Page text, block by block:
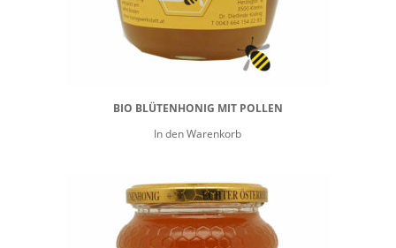
BIO BLÜTENHONIG MIT POLLEN
In den Warenkorb